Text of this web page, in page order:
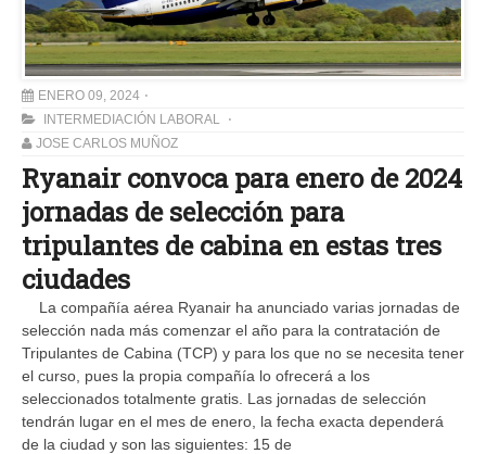
ENERO 09, 2024
INTERMEDIACIÓN LABORAL
JOSE CARLOS MUÑOZ
Ryanair convoca para enero de 2024
jornadas de selección para
tripulantes de cabina en estas tres
ciudades
La compañía aérea Ryanair ha anunciado varias jornadas de
selección nada más comenzar el año para la contratación de
Tripulantes de Cabina (TCP) y para los que no se necesita tener
el curso, pues la propia compañía lo ofrecerá a los
seleccionados totalmente gratis. Las jornadas de selección
tendrán lugar en el mes de enero, la fecha exacta dependerá
de la ciudad y son las siguientes: 15 de